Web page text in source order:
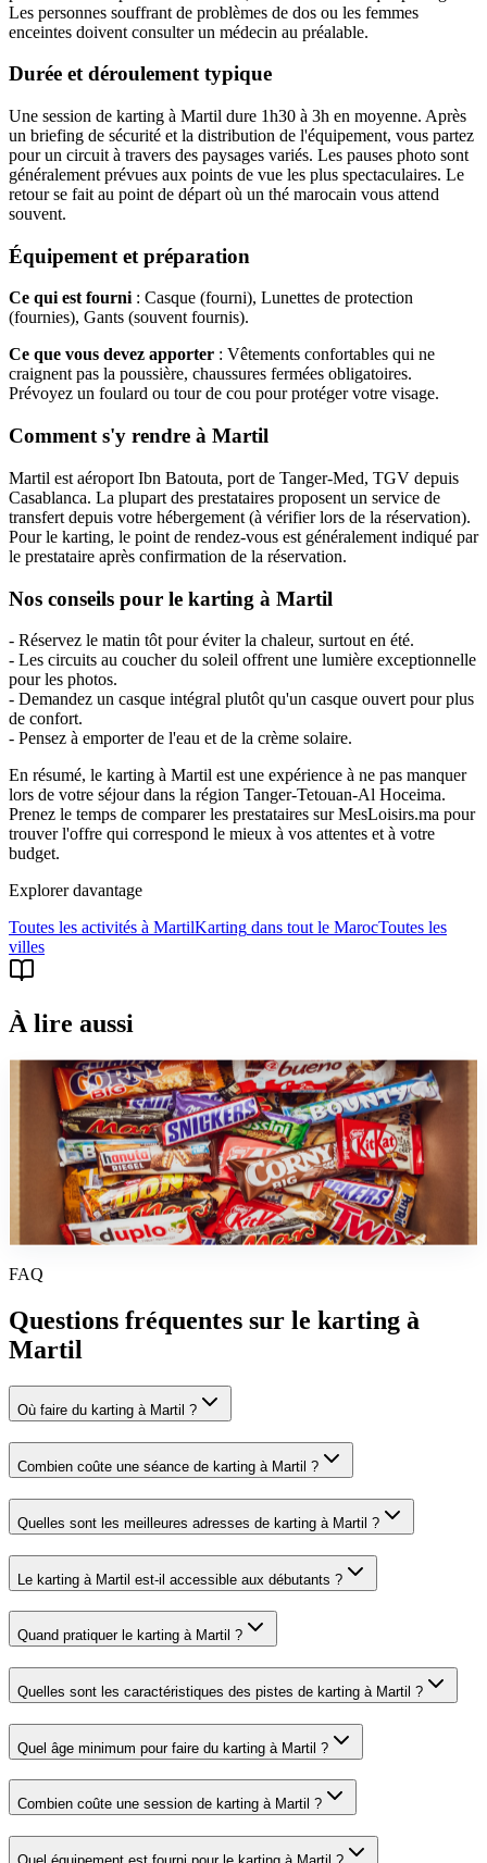
Les personnes souffrant de problèmes de dos ou les femmes
enceintes doivent consulter un médecin au préalable.
Durée et déroulement typique
Une session de karting à Martil dure 1h30 à 3h en moyenne. Après
un briefing de sécurité et la distribution de l'équipement, vous partez
pour un circuit à travers des paysages variés. Les pauses photo sont
généralement prévues aux points de vue les plus spectaculaires. Le
retour se fait au point de départ où un thé marocain vous attend
souvent.
Équipement et préparation
Ce qui est fourni: Casque (fourni), Lunettes de protection
(fournies), Gants (souvent fournis).
Ce que vous devez apporter : Vêtements confortables qui ne
craignent pas la poussière, chaussures fermées obligatoires.
Prévoyez un foulard ou tour de cou pour protéger votre visage.
Comment s'y rendre à Martil
Martil est aéroport Ibn Batouta, port de Tanger-Med, TGV depuis
Casablanca. La plupart des prestataires proposent un service de
transfert depuis votre hébergement (à vérifier lors de la réservation).
Pour le karting, le point de rendez-vous est généralement indiqué par
le prestataire après confirmation de la réservation.
Nos conseils pour le karting à Martil
- Réservez le matin tôt pour éviter la chaleur, surtout en été.
- Les circuits au coucher du soleil offrent une lumière exceptionnelle
pour les photos.
- Demandez un casque intégral plutôt qu'un casque ouvert pour plus
de confort.
- Pensez à emporter de l'eau et de la crème solaire.
En résumé, le karting à Martil est une expérience à ne pas manquer
lors de votre séjour dans la région Tanger-Tetouan-Al Hoceima.
Prenez le temps de comparer les prestataires sur MesLoisirs.ma pour
trouver l'offre qui correspond le mieux à vos attentes et à votre
budget.
Explorer davantage
Toutes les activités à MartilKarting dans tout le MarocToutes les
villes
À lire aussi
Sports Mecaniques au Maroc : Karting, Drift et
Circuits Automobiles
Tous les circuits de karting au Maroc en 2026 : Fès, Casablanca,
Marrakech, Tanger, Rabat. Prix, horaires, niveaux. Drift, rallyes et
track days inclus.
FAQ
Questions fréquentes sur le karting à
Martil
Où faire du karting à Martil ?
Combien coûte une séance de karting à Martil ?
Quelles sont les meilleures adresses de karting à Martil ?
Le karting à Martil est-il accessible aux débutants ?
Quand pratiquer le karting à Martil ?
Quelles sont les caractéristiques des pistes de karting à Martil ?
Quel âge minimum pour faire du karting à Martil ?
Combien coûte une session de karting à Martil ?